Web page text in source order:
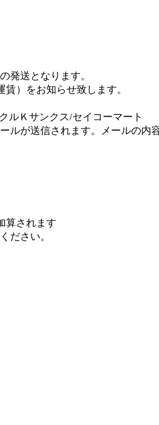
発送となります。
）をお知らせ致します。
Ｋサンクス/セイコーマート
が送信されます。メールの内
算されます
ださい。